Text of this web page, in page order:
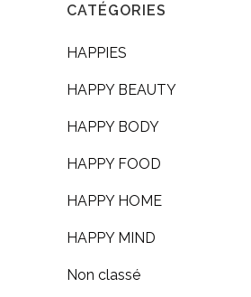
CATÉGORIES
HAPPIES
HAPPY BEAUTY
HAPPY BODY
HAPPY FOOD
HAPPY HOME
HAPPY MIND
Non classé